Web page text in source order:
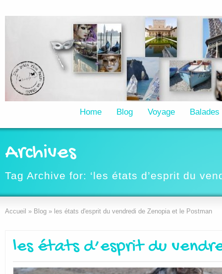
Home Blog Voyage Balades
Archives
Tag Archive for: ‘les états d’esprit du
Accueil » Blog » les états d'esprit du vendredi de Zenopia et le Postman
les états d’esprit du